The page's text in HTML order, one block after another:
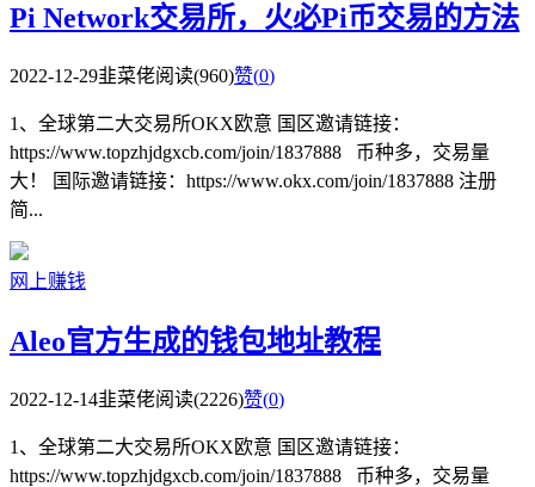
Pi Network交易所，火必Pi币交易的方法
2022-12-29韭菜佬阅读(960)赞(0)
1、全球第二大交易所OKX欧意 国区邀请链接：
https://www.topzhjdgxcb.com/join/1837888 币种多，交易量
大！ 国际邀请链接：https://www.okx.com/join/1837888 注册
简...
网上赚钱
Aleo官方生成的钱包地址教程
2022-12-14韭菜佬阅读(2226)赞(0)
1、全球第二大交易所OKX欧意 国区邀请链接：
https://www.topzhjdgxcb.com/join/1837888 币种多，交易量